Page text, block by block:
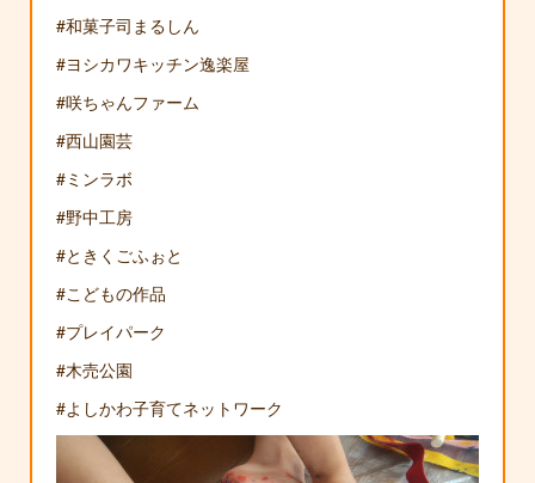
#和菓子司まるしん
#ヨシカワキッチン逸楽屋
#咲ちゃんファーム
#西山園芸
#ミンラボ
#野中工房
#ときくごふぉと
#こどもの作品
#プレイパーク
#木売公園
#よしかわ子育てネットワーク